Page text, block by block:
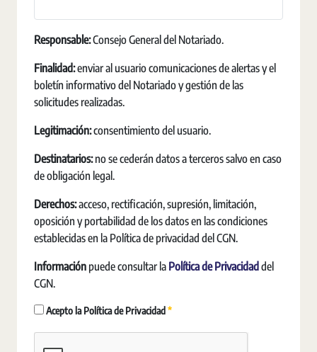
Responsable:Consejo General del Notariado.
Finalidad:enviar al usuario comunicaciones de alertas y el
boletín informativo del Notariado y gestión de las
solicitudes realizadas.
Legitimación:consentimiento del usuario.
Destinatarios:no se cederán datos a terceros salvo en caso
de obligación legal.
Derechos:acceso, rectificación, supresión, limitación,
oposición y portabilidad de los datos en las condiciones
establecidas en la Política de privacidad del CGN.
Información puede consultar la Política de Privacidad del
CGN.
Acepto la Política de Privacidad Erforderlich